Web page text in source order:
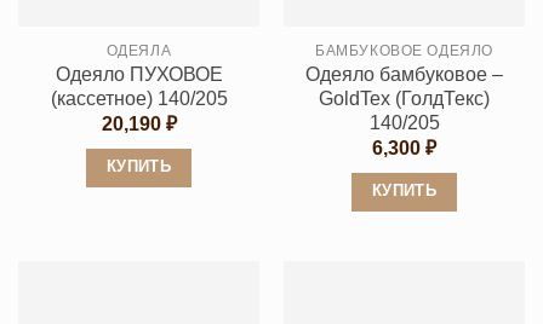
ОДЕЯЛА
Одеяло ПУХОВОЕ
(кассетное) 140/205
20,190 ₽
КУПИТЬ
БАМБУКОВОЕ ОДЕЯЛО
Одеяло бамбуковое –
GoldTex (ГолдТекс)
140/205
6,300 ₽
КУПИТЬ